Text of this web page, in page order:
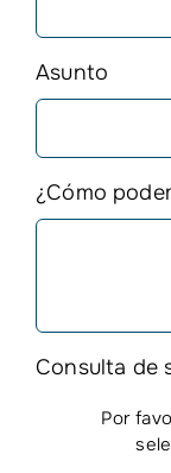
Asunto
¿Cómo
Consulta de
Por